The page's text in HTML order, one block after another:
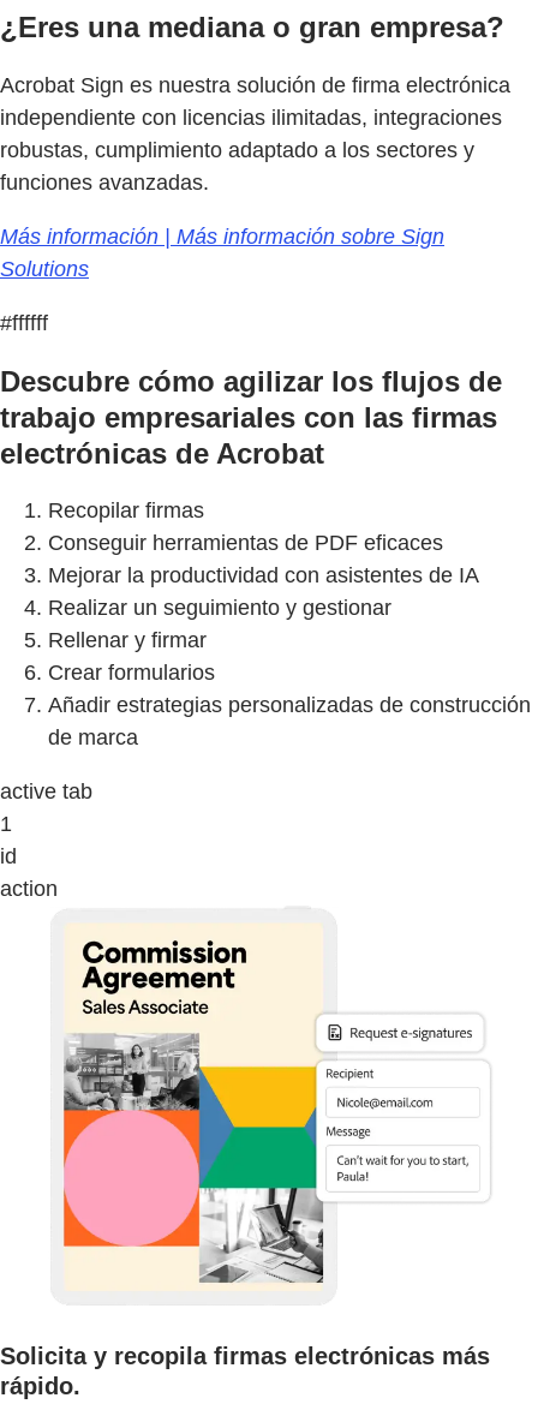
¿Eres una mediana o gran empresa?
Acrobat Sign es nuestra solución de firma electrónica
independiente con licencias ilimitadas, integraciones
robustas, cumplimiento adaptado a los sectores y
funciones avanzadas.
Más información | Más información sobre Sign
Solutions
#ffffff
Descubre cómo agilizar los flujos de
trabajo empresariales con las firmas
electrónicas de Acrobat
Recopilar firmas
Conseguir herramientas de PDF eficaces
Mejorar la productividad con asistentes de IA
Realizar un seguimiento y gestionar
Rellenar y firmar
Crear formularios
Añadir estrategias personalizadas de construcción
de marca
active tab
1
id
action
Solicita y recopila firmas electrónicas más
rápido.